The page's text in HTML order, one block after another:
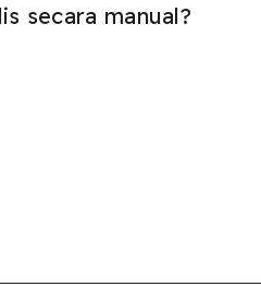
secara manual?